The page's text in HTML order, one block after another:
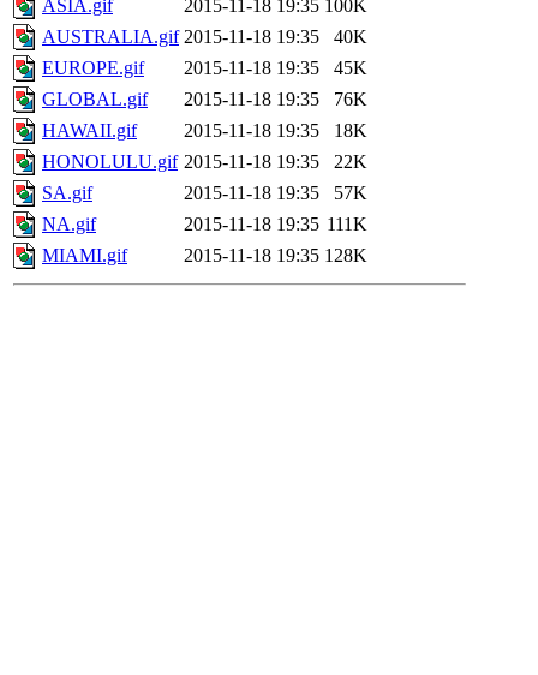
ASIA.gif
2015-11-18 19:35 100K
AUSTRALIA.gif 2015-11-18 19:35
40K
EUROPE.gif
2015-11-18 19:35
45K
GLOBAL.gif
2015-11-18 19:35
76K
HAWAII.gif
2015-11-18 19:35
18K
HONOLULU.gif 2015-11-18 19:35
22K
SA.gif
2015-11-18 19:35
57K
NA.gif
2015-11-18 19:35 111K
MIAMI.gif
2015-11-18 19:35 128K